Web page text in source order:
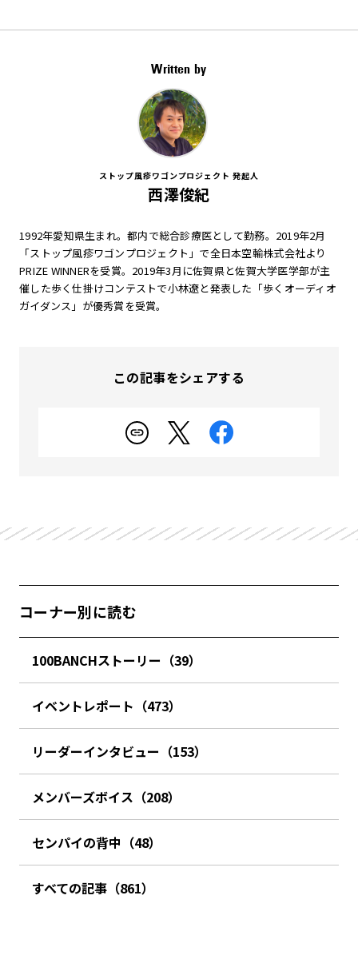
Written by
ストップ風疹ワゴンプロジェクト 発起人
西澤俊紀
1992年愛知県生まれ。都内で総合診療医として勤務。2019年2月
「ストップ風疹ワゴンプロジェクト」で全日本空輸株式会社より
PRIZE WINNERを受賞。2019年3月に佐賀県と佐賀大学医学部が主
催した歩く仕掛けコンテストで小林遼と発表した「歩くオーディオ
ガイダンス」が優秀賞を受賞。
この記事をシェアする
コーナー別に読む
100BANCHストーリー（39）
イベントレポート（473）
リーダーインタビュー（153）
メンバーズボイス（208）
センパイの背中（48）
すべての記事（861）